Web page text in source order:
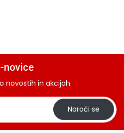
novice
novostih in akcijah.
Naroči se